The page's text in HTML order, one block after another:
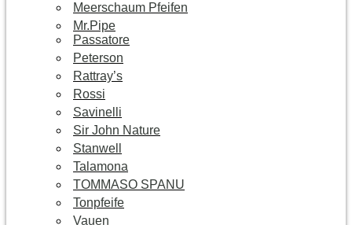
Meerschaum Pfeifen
Mr.Pipe
Passatore
Peterson
Rattray’s
Rossi
Savinelli
Sir John Nature
Stanwell
Talamona
TOMMASO SPANU
Tonpfeife
Vauen